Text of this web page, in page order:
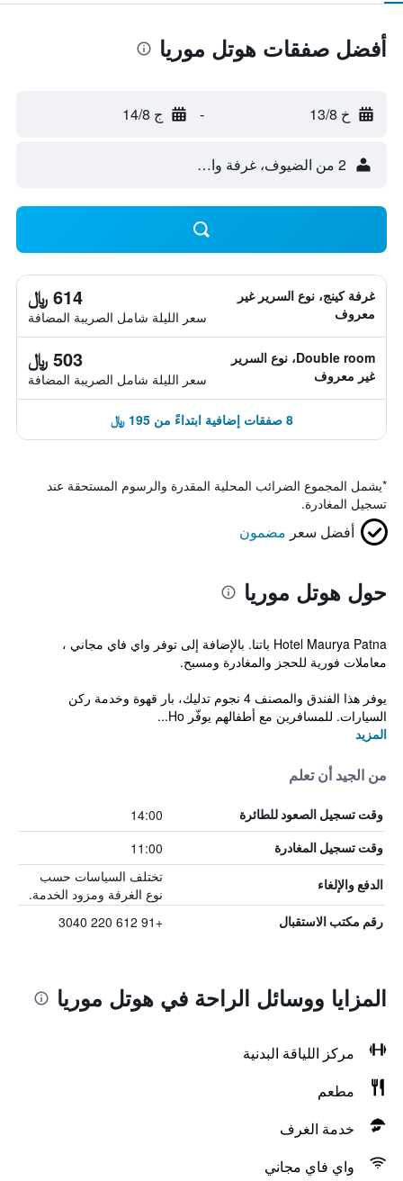
أفضل صفقات هوتل موريا
خ 13/8 - ج 14/8
2 من الضيوف، غرفة واحدة
غرفة كينج، نوع السرير غير
معروف
614 ﷼
سعر الليلة شامل الصريبة المضافة
Double room، نوع السرير
غير معروف
503 ﷼
سعر الليلة شامل الصريبة المضافة
8 صفقات إضافية ابتداءً من 195 ﷼
*يشمل المجموع الضرائب المحلية المقدرة والرسوم المستحقة عند
تسجيل المغادرة.
أفضل سعر مضمون
حول هوتل موريا
Hotel Maurya Patna باتنا. بالإضافة إلى توفر واي فاي مجاني ،
معاملات فورية للحجز والمغادرة ومسبح.
يوفر هذا الفندق والمصنف 4 نجوم تدليك، بار قهوة وخدمة ركن
السيارات. للمسافرين مع أطفالهم يوفّر Ho...
المزيد
من الجيد أن تعلم
وقت تسجيل الصعود للطائرة 14:00
وقت تسجيل المغادرة 11:00
الدفع والإلغاء
تختلف السياسات حسب
نوع الغرفة ومزود الخدمة.
رقم مكتب الاستقبال +91 612 220 3040
المزايا ووسائل الراحة في هوتل موريا
مركز اللياقة البدنية
مطعم
خدمة الغرف
واي فاي مجاني